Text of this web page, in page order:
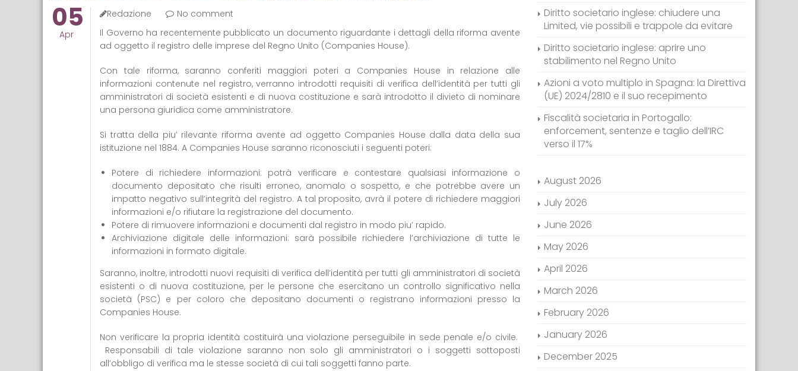
05
Apr
Redazione
No comment
Il Governo ha recentemente pubblicato un documento riguardante i dettagli della riforma avente
ad oggetto il registro delle imprese del Regno Unito (Companies House).
Con tale riforma, saranno conferiti maggiori poteri a Companies House in relazione alle
informazioni contenute nel registro, verranno introdotti requisiti di verifica dell’identità per tutti gli
amministratori di società esistenti e di nuova costituzione e sarà introdotto il divieto di nominare
una persona giuridica come amministratore.
Si tratta della piu’ rilevante riforma avente ad oggetto Companies House dalla data della sua
istituzione nel 1884. A Companies House saranno riconosciuti i seguenti poteri:
Potere di richiedere informazioni: potrà verificare e contestare qualsiasi informazione o
documento depositato che risulti erroneo, anomalo o sospetto, e che potrebbe avere un
impatto negativo sull’integrità del registro. A tal proposito, avrà il potere di richiedere maggiori
informazioni e/o rifiutare la registrazione del documento.
Potere di rimuovere informazioni e documenti dal registro in modo piu’ rapido.
Archiviazione digitale delle informazioni: sarà possibile richiedere l’archiviazione di tutte le
informazioni in formato digitale.
Saranno, inoltre, introdotti nuovi requisiti di verifica dell’identità per tutti gli amministratori di società
esistenti o di nuova costituzione, per le persone che esercitano un controllo significativo nella
società (PSC) e per coloro che depositano documenti o registrano informazioni presso la
Companies House.
Non verificare la propria identità costituirà una violazione perseguibile in sede penale e/o civile.
Responsabili di tale violazione saranno non solo gli amministratori o i soggetti sottoposti
all’obbligo di verifica ma le stesse società di cui tali soggetti fanno parte.
Diritto societario inglese: chiudere una
Limited, vie possibili e trappole da evitare
Diritto societario inglese: aprire uno
stabilimento nel Regno Unito
Azioni a voto multiplo in Spagna: la Direttiva
(UE) 2024/2810 e il suo recepimento
Fiscalità societaria in Portogallo:
enforcement, sentenze e taglio dell’IRC
verso il 17%
August 2026
July 2026
June 2026
May 2026
April 2026
March 2026
February 2026
January 2026
December 2025